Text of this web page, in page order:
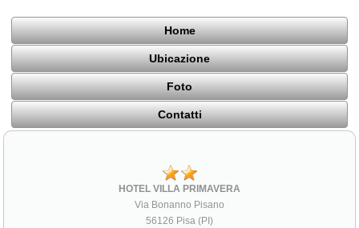
Home
Ubicazione
Foto
Contatti
HOTEL VILLA PRIMAVERA
Via Bonanno Pisano
56126 Pisa (PI)